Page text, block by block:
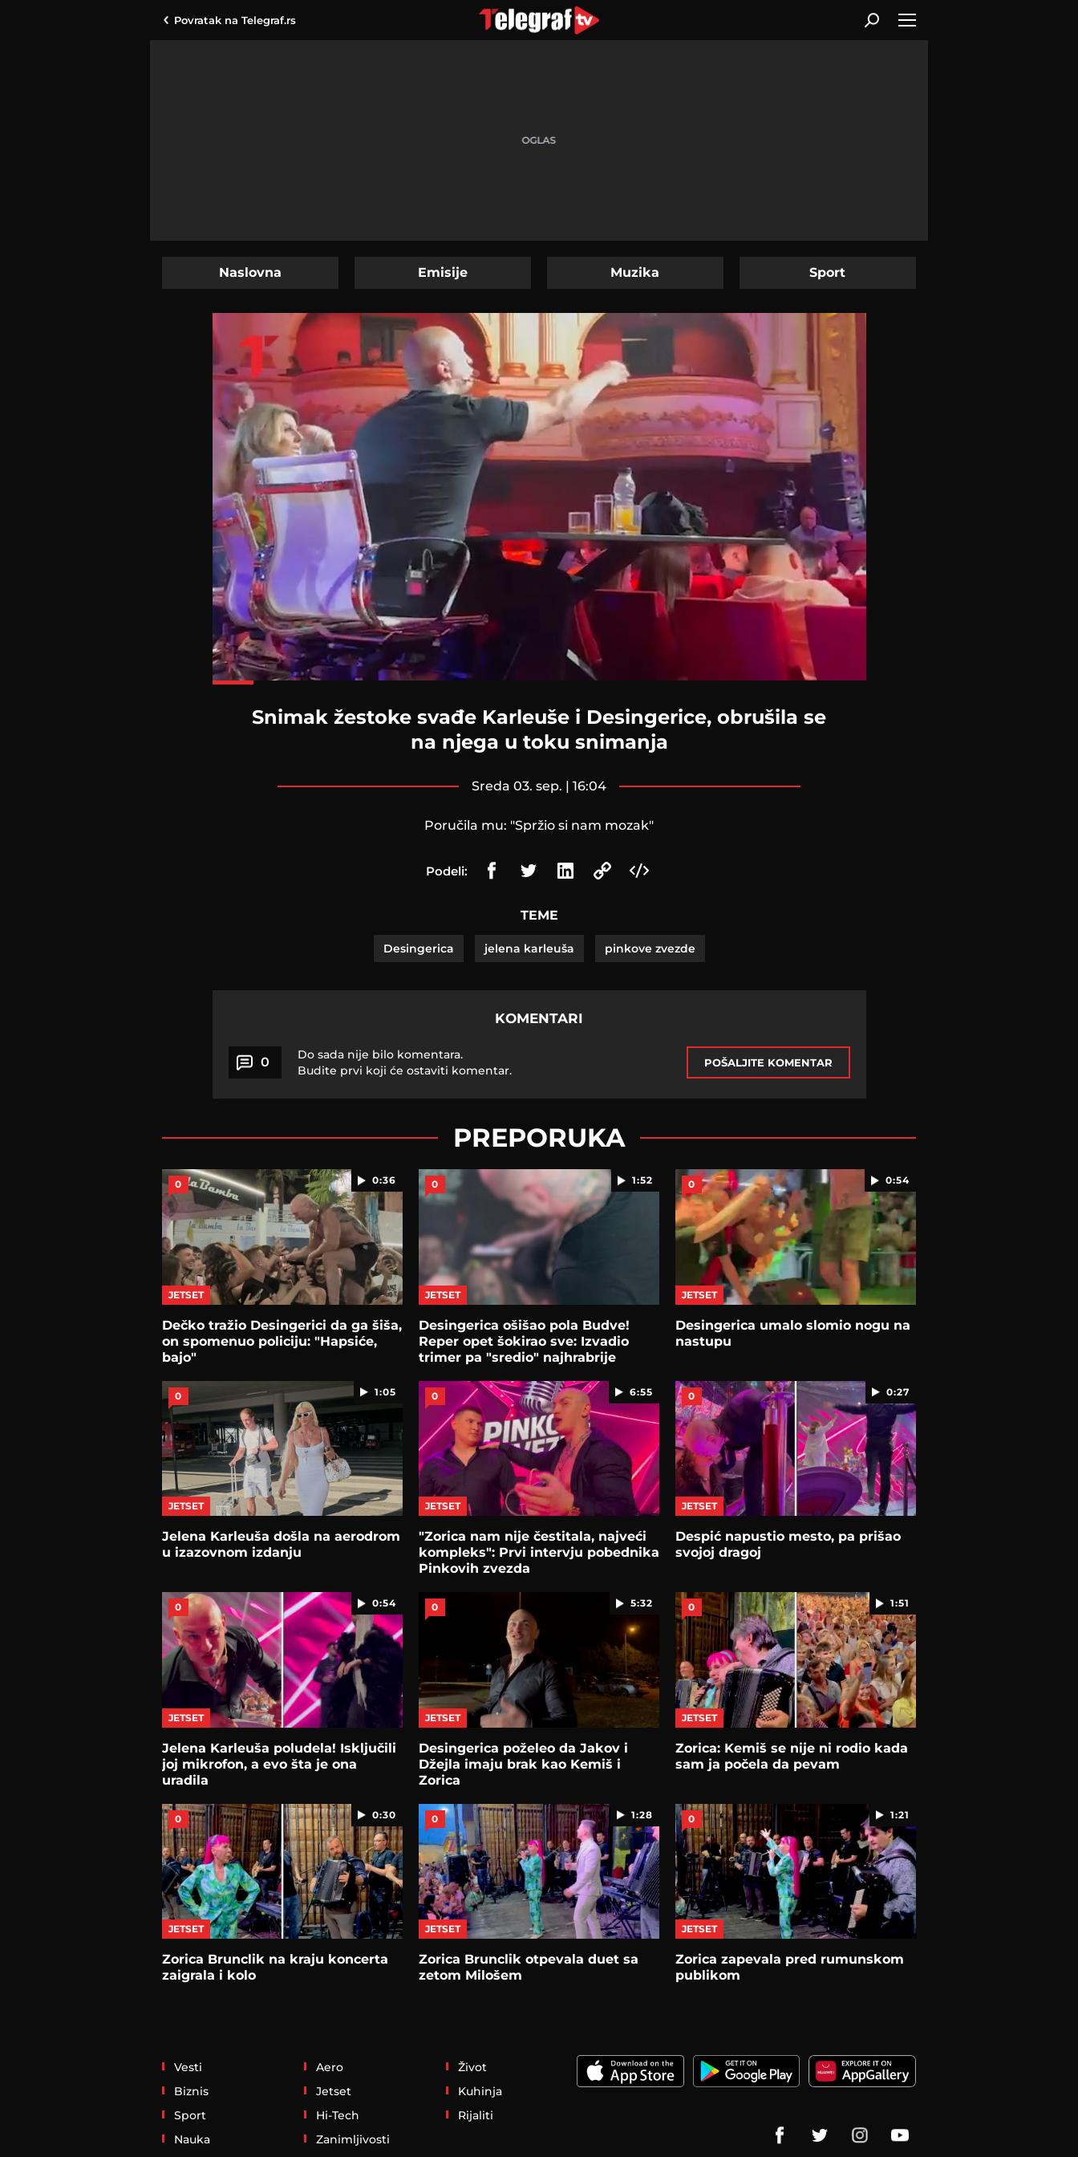
Povratak na Telegraf.rs
Naslovna Emisije Muzika Sport
Snimak žestoke svađe Karleuše i Desingerice, obrušila se
na njega u toku snimanja
sreda 03. sep. | 16:04
Poručila mu: "Spržio si nam mozak"
Podeli:
TEME
Desingerica jelena karleuša pinkove zvezde
KOMENTARI
0
Do sada nije bilo komentara.
Budite prvi koji će ostaviti komentar.
POŠALJITE KOMENTAR
PREPORUKA
0:36
0
JETSET
Dečko tražio Desingerici da ga šiša,
on spomenuo policiju: "Hapsiće,
bajo"
1:52
0
JETSET
Desingerica ošišao pola Budve!
Reper opet šokirao sve: Izvadio
trimer pa "sredio" najhrabrije
0:54
0
JETSET
Desingerica umalo slomio nogu na
nastupu
1:05
0
JETSET
Jelena Karleuša došla na aerodrom
u izazovnom izdanju
6:55
0
JETSET
"Zorica nam nije čestitala, najveći
kompleks": Prvi intervju pobednika
Pinkovih zvezda
0:27
0
JETSET
Despić napustio mesto, pa prišao
svojoj dragoj
0:54
0
JETSET
Jelena Karleuša poludela! Isključili
joj mikrofon, a evo šta je ona
uradila
5:32
0
JETSET
Desingerica poželeo da Jakov i
Džejla imaju brak kao Kemiš i
Zorica
1:51
0
JETSET
Zorica: Kemiš se nije ni rodio kada
sam ja počela da pevam
0:30
0
JETSET
Zorica Brunclik na kraju koncerta
zaigrala i kolo
1:28
0
JETSET
Zorica Brunclik otpevala duet sa
zetom Milošem
1:21
0
JETSET
Zorica zapevala pred rumunskom
publikom
Vesti
Biznis
Sport
Nauka
Aero
Jetset
Hi-Tech
Zanimljivosti
Život
Kuhinja
Rijaliti